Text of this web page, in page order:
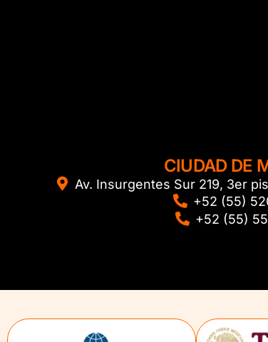
CIUDAD DE
Av. Insurgentes Sur 219, 3er
+52 (55)
+52 (55)